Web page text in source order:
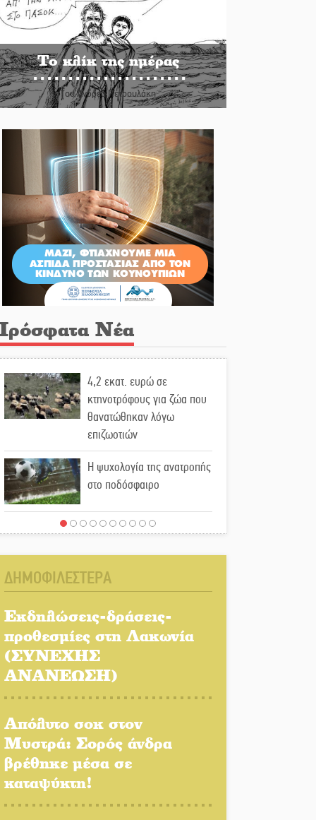
Το κλίκ της ημέρας
Του Ανδρέα Πετρουλάκη
Νέα
4,2 εκατ. ευρώ σε
κτηνοτρόφους για ζώα που
θανατώθηκαν λόγω
επιζωοτιών
Η ψυχολογία της ανατροπής
στο ποδόσφαιρο
Ένα «ταξίδι» τέχνης και
Τα Λαγκάδια κρατούν
πέτρας
Στους ρυθμούς της
Ελεωνόρας Ζουγανέλη το
Πλούσιο πολιτιστικό
πρόγραμμα δίνει «χρώμα»
στον Αύγουστο του Λαχίου
Χασισοφυτεία στην
Παλαιοπαναγιά ξεσκέπασε η
ΔΗΜΟΦΙΛΕΣΤΕΡΑ
Εκδηλώσεις-δράσεις-
προθεσμίες στη Λακωνία
(ΣΥΝΕΧΗΣ
ΑΝΑΝΕΩΣΗ)
Απόλυτο σοκ στον
Μυστρά: Σορός άνδρα
βρέθηκε μέσα σε
καταψύκτη!